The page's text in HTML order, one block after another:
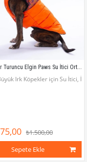
wellsoft ponçik sweatshirt
Pawstar Turuncu Elgin Paws Su İtici Orta-Büyük Irk Köpek Puf Yelek Yağmurluk
Irk Köpekler için Su İtici,
₺1.500,00
Sepete Ekle